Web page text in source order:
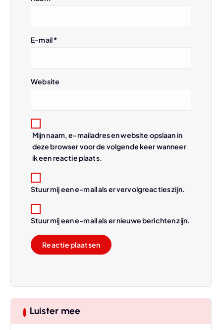
E-mail*
Website
Mijn naam, e-mailadres en website opslaan in
deze browser voor de volgende keer wanneer
ik een reactie plaats.
Stuur mij een e-mail als er vervolgreacties zijn.
Stuur mij een e-mail als er nieuwe berichten zijn.
Luister mee